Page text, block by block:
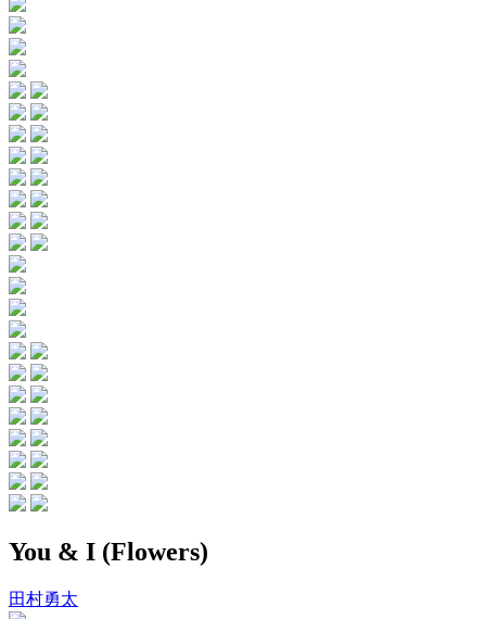
You & I (Flowers)
田村勇太